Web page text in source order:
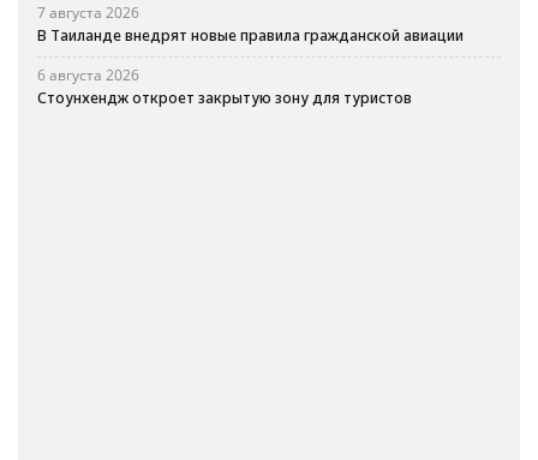
7 августа 2026
В Таиланде внедрят новые правила гражданской авиации
6 августа 2026
Стоунхендж откроет закрытую зону для туристов